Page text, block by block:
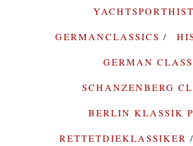
GERMANCLASSICS
GERMAN
SCHANZENBERG
BERLIN KLASSIK
RETTETDIEKLASSIKER